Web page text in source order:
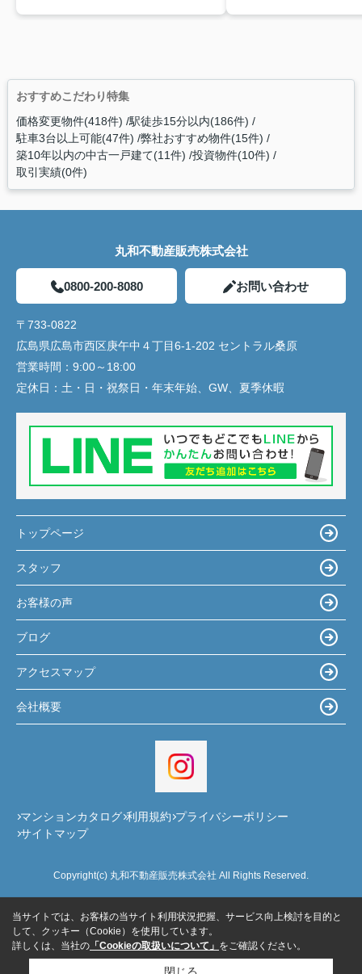
おすすめこだわり特集
価格変更物件(418件) 駅徒歩15分以内(186件)
駐車3台以上可能(47件) 弊社おすすめ物件(15件)
築10年以内の中古一戸建て(11件) 投資物件(10件)
取引実績(0件)
丸和不動産販売株式会社
0800-200-8080 お問い合わせ
〒733-0822
広島県広島市西区庚午中４丁目6-1-202 セントラル桑原
営業時間： 9:00～18:00
定休日： 土・日・祝祭日・年末年始、GW、夏季休暇
トップページ
スタッフ
お客様の声
ブログ
アクセスマップ
会社概要
マンションカタログ 利用規約 プライバシーポリシー
サイトマップ
Copyright(c) 丸和不動産販売株式会社 All Rights Reserved.
当サイトでは、お客様の当サイト利用状況把握、サービス向上検討を目的と
して、クッキー（Cookie）を使用しています。
詳しくは、当社の 「Cookieの取扱いについて」 をご確認ください。
閉じる